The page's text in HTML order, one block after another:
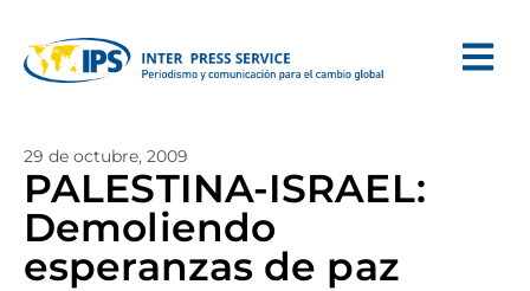
29 de octubre, 2009
PALESTINA-ISRAEL:
Demoliendo
esperanzas de paz